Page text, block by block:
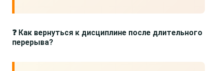
❓ Как вернуться к дисциплине после длительного
перерыва?